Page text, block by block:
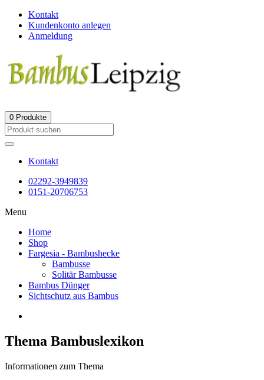
Kontakt
Kundenkonto anlegen
Anmeldung
0 Produkte
Kontakt
02292-3949839
0151-20706753
Menu
Home
Shop
Fargesia - Bambushecke
Bambusse
Solitär Bambusse
Bambus Dünger
Sichtschutz aus Bambus
Thema Bambuslexikon
Informationen zum Thema